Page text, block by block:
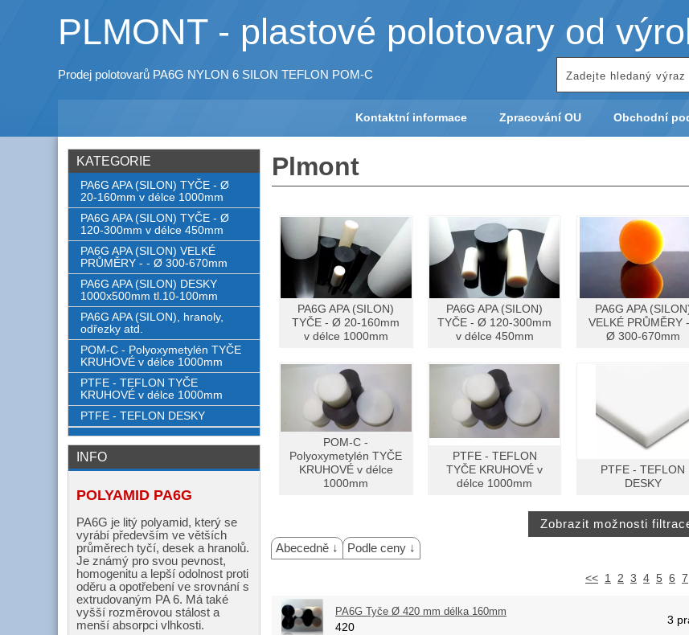
PLMONT - plastové polotovary od
Prodej polotovarů PA6G NYLON 6 SILON TEFLON POM-C
Kontaktní informace Zpracování OU Obchodní
Plmont
PA6G APA (SILON)
TYČE - Ø 20-160mm
v délce 1000mm
PA6G APA (SILON)
TYČE - Ø 120-300mm
v délce 450mm
PA6G APA
VELKÉ PRŮMĚRY
Ø 300-670mm
POM-C -
Polyoxymetylén TYČE
KRUHOVÉ v délce
1000mm
PTFE - TEFLON
TYČE KRUHOVÉ v
délce 1000mm
PTFE - TEFLON
DESKY
Abecedně ↓ Podle ceny ↓
<< 1 2 3 4 5 6 7
PA6G Tyče Ø 420 mm délka 160mm
420
3
KATEGORIE
PA6G APA (SILON) TYČE - Ø
20-160mm v délce 1000mm
PA6G APA (SILON) TYČE - Ø
120-300mm v délce 450mm
PA6G APA (SILON) VELKÉ
PRŮMĚRY - - Ø 300-670mm
PA6G APA (SILON) DESKY
1000x500mm tl.10-100mm
PA6G APA (SILON), hranoly,
odřezky atd.
POM-C - Polyoxymetylén TYČE
KRUHOVÉ v délce 1000mm
PTFE - TEFLON TYČE
KRUHOVÉ v délce 1000mm
PTFE - TEFLON DESKY
INFO
POLYAMID PA6G
PA6G je litý polyamid, který se
vyrábí především ve větších
průměrech tyčí, desek a hranolů.
Je známý pro svou pevnost,
homogenitu a lepší odolnost proti
oděru a opotřebení ve srovnání s
extrudovaným PA 6. Má také
vyšší rozměrovou stálost a
menší absorpci vlhkosti.